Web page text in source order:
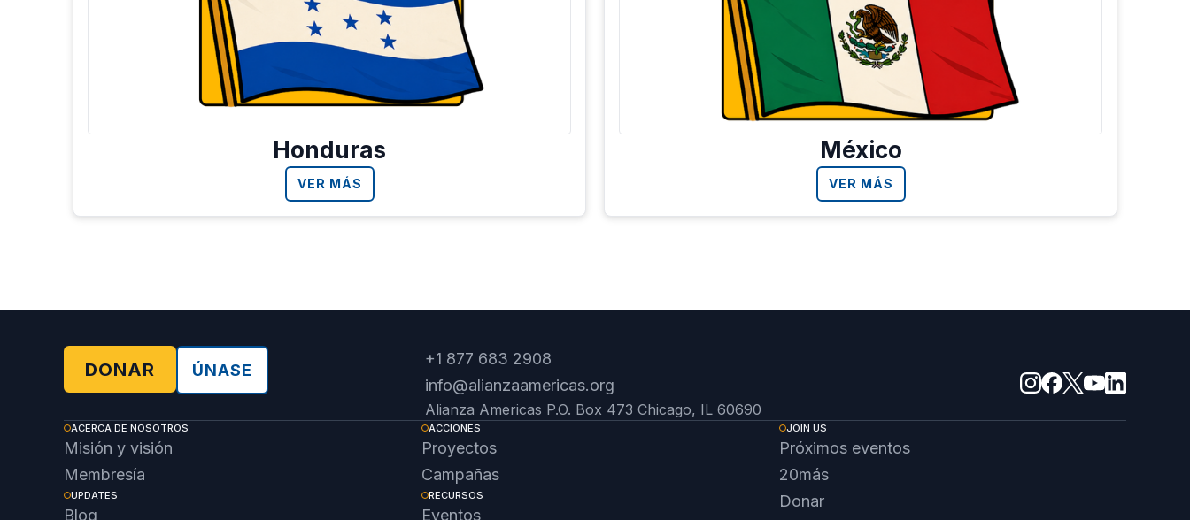
Honduras
VER MÁS
México
VER MÁS
DONAR ÚNASE
+1 877 683 2908
info@alianzaamericas.org
Alianza Americas P.O. Box 473 Chicago, IL 60690
ACERCA DE NOSOTROS
Misión y visión
Membresía
UPDATES
Blog
ACCIONES
Proyectos
Campañas
RECURSOS
Eventos
JOIN US
Próximos eventos
20más
Donar